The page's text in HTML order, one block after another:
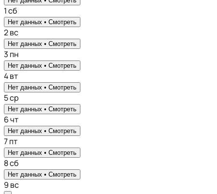
1сб
Нет данных • Смотреть
2вс
Нет данных • Смотреть
3 пн
Нет данных • Смотреть
4вт
Нет данных • Смотреть
5ср
Нет данных • Смотреть
6чт
Нет данных • Смотреть
7пт
Нет данных • Смотреть
8сб
Нет данных • Смотреть
9 вс